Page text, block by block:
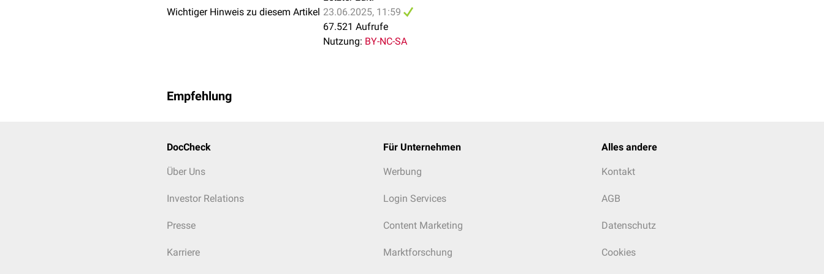
Wichtiger Hinweis zu diesem Artikel 23.06.2025, 11:59
67.521 Aufrufe
Nutzung: BY-NC-SA
Empfehlung
DocCheck
Über Uns
Investor Relations
Presse
Karriere
Für Unternehmen
Werbung
Login Services
Content Marketing
Marktforschung
Alles andere
Kontakt
AGB
Datenschutz
Cookies